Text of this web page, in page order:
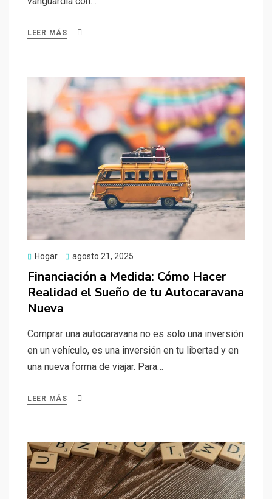
LEER MÁS
Hogar
Publicado
agosto 21, 2025
Financiación a Medida: Cómo Hacer
Realidad el Sueño de tu Autocaravana
Nueva
Comprar una autocaravana no es solo una inversión
en un vehículo, es una inversión en tu libertad y en
una nueva forma de viajar. Para…
LEER MÁS